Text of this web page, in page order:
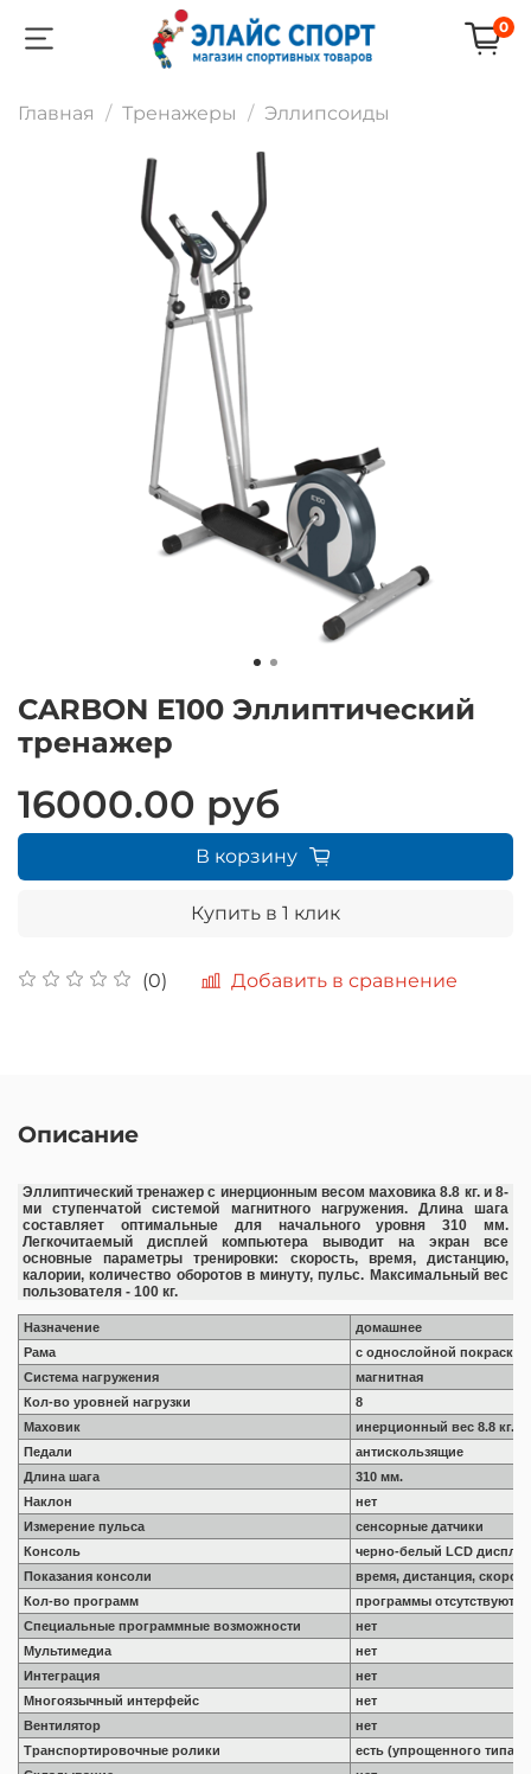
0
Главная Тренажеры Эллипсоиды
CARBON E100 Эллиптический
тренажер
(0) Добавить в сравнение
16000.00 руб
В корзину
Купить в 1 клик
Описание
Эллиптический тренажер с инерционным весом маховика 8.8 кг. и 8-
ми ступенчатой системой магнитного нагружения. Длина шага
составляет оптимальные для начального уровня 310 мм.
Легкочитаемый дисплей компьютера выводит на экран все
основные параметры тренировки: скорость, время, дистанцию,
калории, количество оборотов в минуту, пульс. Максимальный вес
пользователя - 100 кг.
Назначение
домашнее
Рама
с однослойной покраской
Система нагружения
магнитная
Кол-во уровней нагрузки
8
Маховик
инерционный вес 8.8 кг.
Педали
антискользящие
Длина шага
310 мм.
Наклон
нет
Измерение пульса
сенсорные датчики
Консоль
черно-белый LCD дисплей
Показания консоли
время, дистанция,
Кол-во программ
программы отсутствуют
Специальные программные возможности
нет
Мультимедиа
нет
Интеграция
нет
Многоязычный интерфейс
нет
Вентилятор
нет
Транспортировочные ролики
есть (упрощенного типа)